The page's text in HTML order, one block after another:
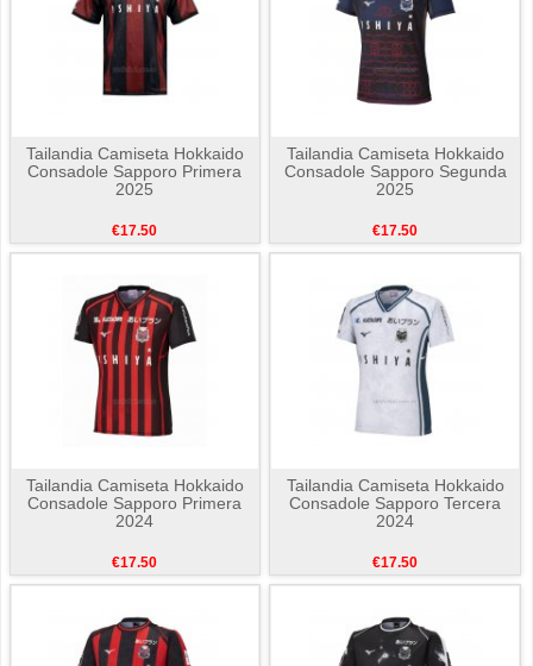
Tailandia Camiseta Hokkaido
Consadole Sapporo Primera
2025
€17.50
Tailandia Camiseta Hokkaido
Consadole Sapporo Segunda
2025
€17.50
Tailandia Camiseta Hokkaido
Consadole Sapporo Primera
2024
€17.50
Tailandia Camiseta Hokkaido
Consadole Sapporo Tercera
2024
€17.50